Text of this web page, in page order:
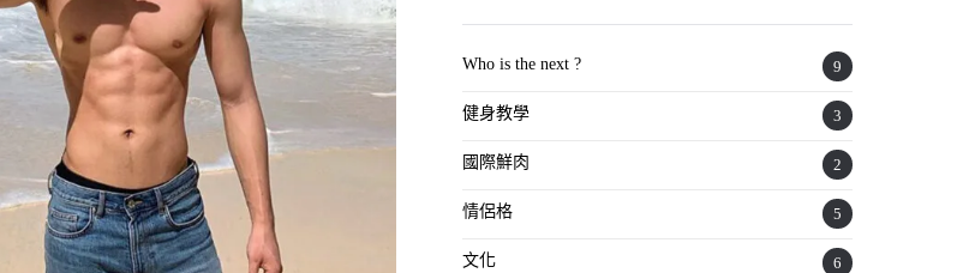
Who is the next ? 9
健身教學 3
國際鮮肉 2
情侶格 5
文化 6